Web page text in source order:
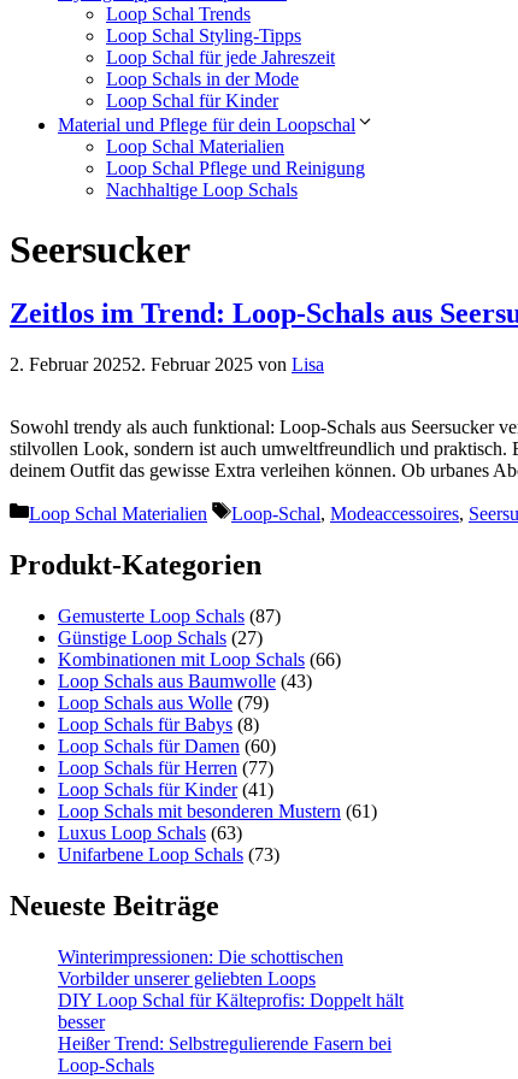
Loop Schal Trends
Loop Schal Styling-Tipps
Loop Schal für jede Jahreszeit
Loop Schals in der Mode
Loop Schal für Kinder
Material und Pflege für dein Loopschal
Loop Schal Materialien
Loop Schal Pflege und Reinigung
Nachhaltige Loop Schals
Seersucker
Zeitlos im Trend: Loop-Schals aus
2. Februar 20252. Februar 2025 von Lisa
Sowohl trendy als auch funktional: Loop-Schals aus Seersucker
stilvollen Look, sondern ist auch umweltfreundlich und
deinem Outfit das gewisse Extra verleihen können. Ob urbanes
Kategorien
Loop Schal Materialien Schlagwörter
Loop-Schal, Modeaccessoires,
Produkt-Kategorien
Gemusterte Loop Schals (87)
Günstige Loop Schals (27)
Kombinationen mit Loop Schals (66)
Loop Schals aus Baumwolle (43)
Loop Schals aus Wolle (79)
Loop Schals für Babys (8)
Loop Schals für Damen (60)
Loop Schals für Herren (77)
Loop Schals für Kinder (41)
Loop Schals mit besonderen Mustern (61)
Luxus Loop Schals (63)
Unifarbene Loop Schals (73)
Neueste Beiträge
Winterimpressionen: Die schottischen
Vorbilder unserer geliebten Loops
DIY Loop Schal für Kälteprofis: Doppelt hält
besser
Heißer Trend: Selbstregulierende Fasern bei
Loop-Schals